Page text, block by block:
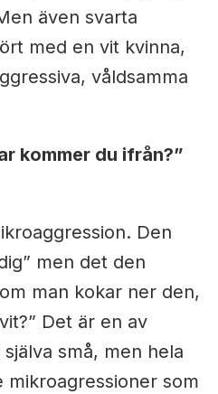
även svarta
med en vit kvinna,
våldsamma
kommer du ifrån?”
Den
men det den
man kokar ner den,
Det är en av
små, men hela
som